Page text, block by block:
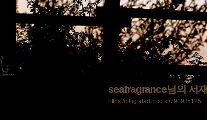
seafragrance님의 서재
https://blog.aladin.co.kr/791935125